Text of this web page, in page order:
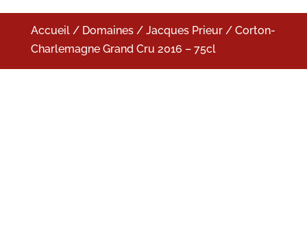
Accueil/ Domaines/ Jacques Prieur/ Corton-
Charlemagne Grand Cru 2016 – 75cl